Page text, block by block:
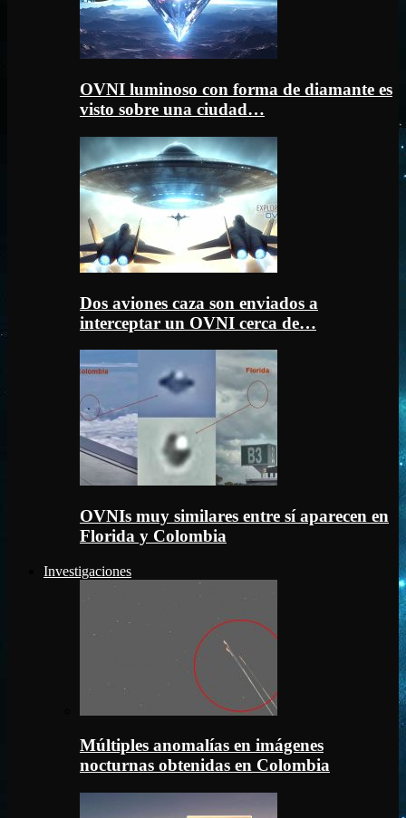
OVNI luminoso con forma de diamante es
visto sobre una ciudad…
Dos aviones caza son enviados a
interceptar un OVNI cerca de…
OVNIs muy similares entre sí aparecen en
Florida y Colombia
Investigaciones
Múltiples anomalías en imágenes
nocturnas obtenidas en Colombia